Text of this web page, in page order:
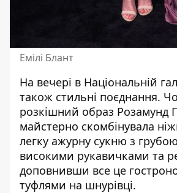
Емілі Блант
На вечері в Національній
також стильні поєднання.
розкішний образ Розамунд
майстерно скомбінувала
легку ажурну сукню з
високими рукавичками та
доповнивши все це
туфлями на шнурівці.